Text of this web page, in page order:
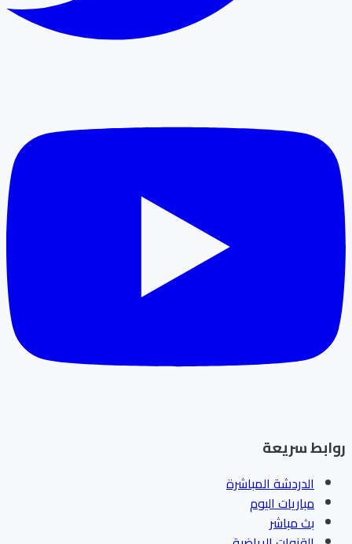
سريعة
الدردشة المباشرة
مباريات اليوم
بث مباشر